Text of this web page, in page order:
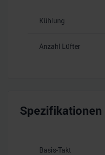
Kühlung
Anzahl Lüfter
Spezifikationen
Basis-Takt